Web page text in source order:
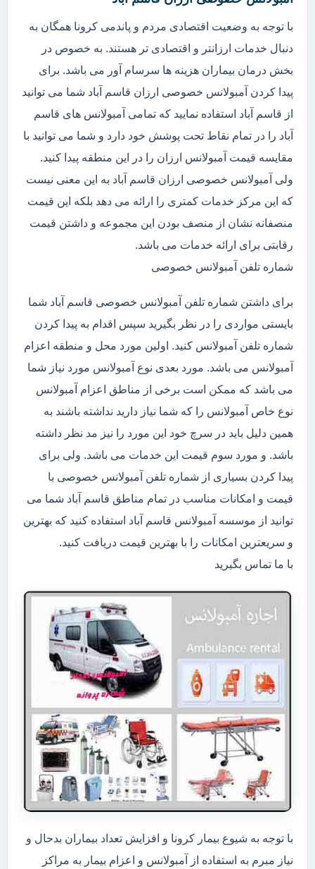
با توجه به وضعیت اقتصادی مردم و پاندمی کرونا همگان به
دنبال خدمات ارزانتر و اقتصادی تر هستند. به خصوص در
بخش درمان بیماران هزینه ها سرسام آور می باشد. برای
پیدا کردن آمبولانس خصوصی ارزان قاسم آباد شما می توانید
از قاسم آباد استفاده نمایید که تمامی آمبولانس های قاسم
آباد را در تمام نقاط تحت پوشش خود دارد و شما می توانید با
مقایسه قیمت آمبولانس ارزان را در این منطقه پیدا کنید.
ولی آمبولانس خصوصی ارزان قاسم آباد به این معنی نیست
که این مرکز خدمات کمتری را ارائه می دهد بلکه این قیمت
منصفانه نشان از منصف بودن این مجموعه و داشتن قیمت
رقابتی برای ارائه خدمات می باشد.
شماره تلفن آمبولانس خصوصی
برای داشتن شماره تلفن آمبولانس خصوصی قاسم آباد شما
بایستی مواردی را در نظر بگیرید سپس اقدام به پیدا کردن
شماره تلفن آمبولانس کنید. اولین مورد محل و منطقه اعزام
آمبولانس می باشد. مورد بعدی نوع آمبولانس مورد نیاز شما
می باشد که ممکن است برخی از مناطق اعزام آمبولانس
نوع خاص آمبولانس را که شما نیاز دارید نداشته باشند به
همین دلیل باید در سرچ خود این مورد را نیز مد نظر داشته
باشد. و مورد سوم قیمت این خدمات می باشد. ولی برای
پیدا کردن بسیاری از شماره تلفن آمبولانس خصوصی با
قیمت و امکانات مناسب در تمام مناطق قاسم آباد شما می
توانید از موسسه آمبولانس قاسم آباد استفاده کنید که بهترین
و سریعترین امکانات را با بهترین قیمت دریافت کنید.
با ما تماس بگیرید
با توجه به شیوع بیمار کرونا و افزایش تعداد بیماران بدحال و
نیاز مبرم به استفاده از آمبولانس و اعزام بیمار به مراکز